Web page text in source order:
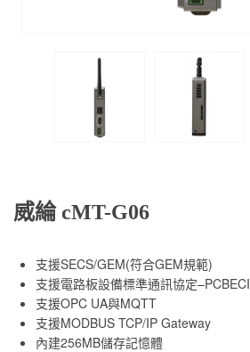
威綸 cMT-G06
支援SECS/GEM(符合GEM規範)
支援電路板設備標準通訊協定–PCBECI
支援OPC UA與MQTT
支援MODBUS TCP/IP Gateway
內建256MB儲存記憶體